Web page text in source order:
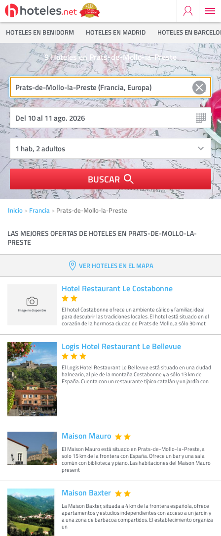
HOTELES EN BENIDORM HOTELES EN MADRID HOTELES EN
Hoteles en Prats-de-Mollo-la-Preste
9
BUSCAR
Inicio Francia Prats-de-Mollo-la-Preste
LAS MEJORES OFERTAS DE HOTELES EN PRATS-DE-MOLLO-LA-
PRESTE
VER HOTELES EN EL MAPA
Hotel Restaurant Le Costabonne
El hotel Costabonne ofrece un ambiente cálido y familiar, ideal
para descubrir las tradiciones locales. El hotel está situado en el
corazón de la hermosa ciudad de Prats de Mollo, a sólo 30 met
Logis Hotel Restaurant Le Bellevue
El Logis Hotel Restaurant Le Bellevue está situado en una ciudad
balneario, al pie de la montaña Costabonne y a sólo 13 km de
España. Cuenta con un restaurante típico catalán y un jardín con
Maison Mauro
El Maison Mauro está situado en Prats-de-Mollo-la-Preste, a
solo 15 km de la frontera con España. Ofrece un bar y una sala
común con biblioteca y piano. Las habitaciones del Maison Mauro
present
Maison Baxter
La Maison Baxter, situada a 4 km de la frontera española, ofrece
apartamentos y estudios independientes con acceso a un jardín y
a una zona de barbacoa compartidos. El establecimiento organiza
un